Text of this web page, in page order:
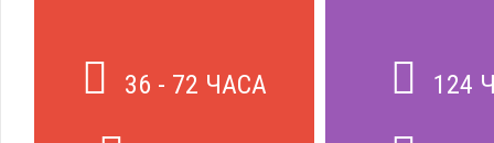
36 - 72 ЧАСА 124